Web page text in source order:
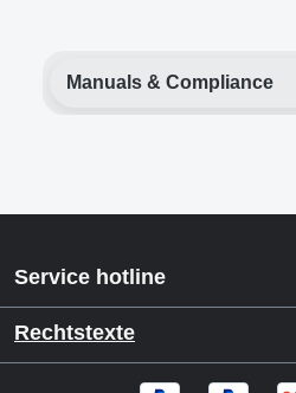
Manuals & Compliance
Service hotline
Rechtstexte